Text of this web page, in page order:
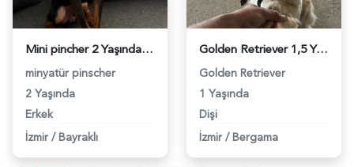
Mini pincher 2 Yaşında Erkek Kızgınlıkta - 118983637
minyatür pinscher
2 Yaşında
Erkek
İzmir / Bayraklı
Golden Retriever 1,5 Yaşında Eş Arıyor - 118983620
Golden Retriever
1 Yaşında
Dişi
İzmir / Bergama